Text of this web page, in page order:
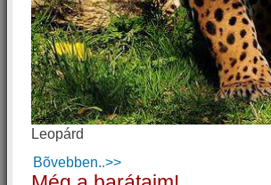
Leopárd
Bõvebben..>>